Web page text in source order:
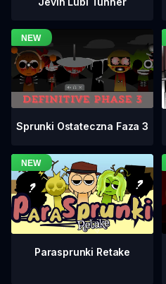
Sprunki Ostateczna Faza 3
Parasprunki Retake